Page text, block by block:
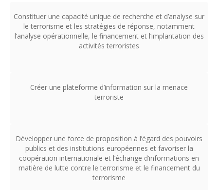
Constituer une capacité unique de recherche et d’analyse sur
le terrorisme et les stratégies de réponse, notamment
l’analyse opérationnelle, le financement et l’implantation des
activités terroristes
Créer une plateforme d’information sur la menace
terroriste
Développer une force de proposition à l’égard des pouvoirs
publics et des institutions européennes et favoriser la
coopération internationale et l’échange d’informations en
matière de lutte contre le terrorisme et le financement du
terrorisme